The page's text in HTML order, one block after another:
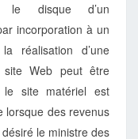
le disque d’un
incorporation à un
réalisation d’une
site Web peut être
le site matériel est
lorsque des revenus
désiré le ministre des